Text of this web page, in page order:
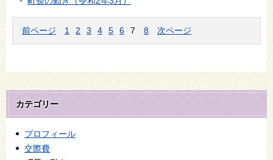
前ページ 1 2 3 4 5 6 7 8 次ページ
カテゴリー
プロフィール
交際費